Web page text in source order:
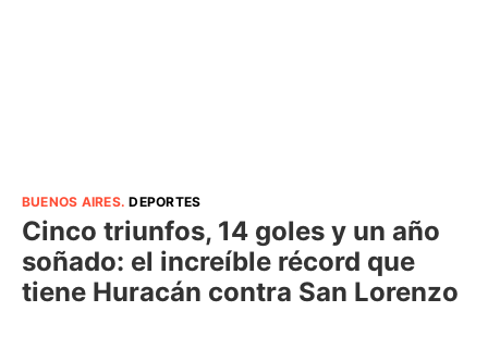
BUENOS AIRES.DEPORTES
Cinco triunfos, 14 goles y un año
soñado: el increíble récord que
tiene Huracán contra San Lorenzo